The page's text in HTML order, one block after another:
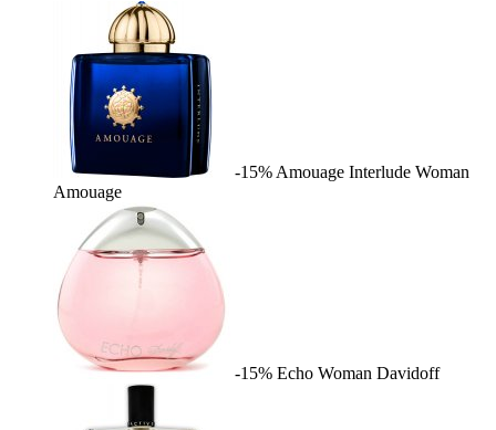
-15% Amouage Interlude Woman
Amouage
-15% Echo Woman Davidoff